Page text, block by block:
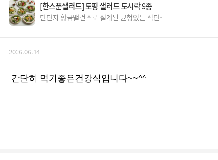
[한스푼샐러드] 토핑 샐러드 도시락 9종
탄단지 황금밸런스로 설계된 균형있는 식단~
2026.06.14
간단히 먹기좋은건강식입니다~~^^